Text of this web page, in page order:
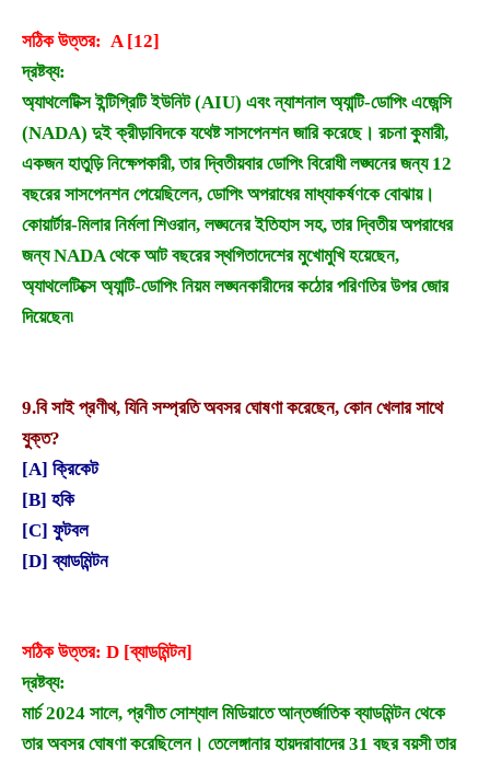
সঠিক উত্তর: A [12]
দ্রষ্টব্য:
অ্যাথলেটিক্স ইন্টিগ্রিটি ইউনিট (AIU) এবং ন্যাশনাল অ্যান্টি-ডোপিং এজেন্সি
(NADA) দুই ক্রীড়াবিদকে যথেষ্ট সাসপেনশন জারি করেছে। রচনা কুমারী,
একজন হাতুড়ি নিক্ষেপকারী, তার দ্বিতীয়বার ডোপিং বিরোধী লঙ্ঘনের জন্য 12
বছরের সাসপেনশন পেয়েছিলেন, ডোপিং অপরাধের মাধ্যাকর্ষণকে বোঝায়।
কোয়ার্টার-মিলার নির্মলা শিওরান, লঙ্ঘনের ইতিহাস সহ, তার দ্বিতীয় অপরাধের
জন্য NADA থেকে আট বছরের স্থগিতাদেশের মুখোমুখি হয়েছেন,
অ্যাথলেটিক্সে অ্যান্টি-ডোপিং নিয়ম লঙ্ঘনকারীদের কঠোর পরিণতির উপর জোর
দিয়েছেন৷
9.বি সাই প্রণীথ, যিনি সম্প্রতি অবসর ঘোষণা করেছেন, কোন খেলার সাথে
যুক্ত?
[A] ক্রিকেট
[B] হকি
[C] ফুটবল
[D] ব্যাডমিন্টন
সঠিক উত্তর: D [ব্যাডমিন্টন]
দ্রষ্টব্য:
মার্চ 2024 সালে, প্রণীত সোশ্যাল মিডিয়াতে আন্তর্জাতিক ব্যাডমিন্টন থেকে
তার অবসর ঘোষণা করেছিলেন। তেলেঙ্গানার হায়দরাবাদের 31 বছর বয়সী তার